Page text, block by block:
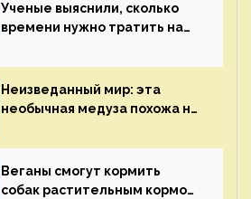
Ученые выяснили, сколько
времени нужно тратить на
здоровья — новости экологии
на ECOportal
Неизведанный мир: эта
необычная медуза похожа на
экологии на ECOportal
Веганы смогут кормить
собак растительным кормом